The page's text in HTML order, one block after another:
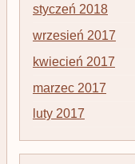
styczeń 2018
wrzesień 2017
kwiecień 2017
marzec 2017
luty 2017